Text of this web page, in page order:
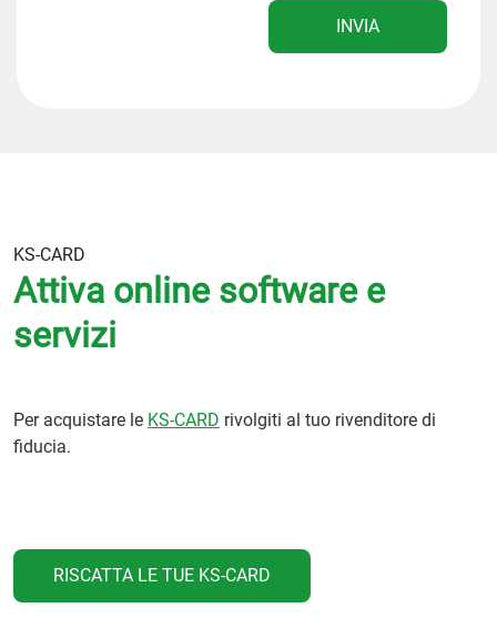
INVIA
KS-CARD
Attiva online software e
servizi
Per acquistare le KS-CARD rivolgiti al tuo rivenditore di
fiducia.
RISCATTA LE TUE KS-CARD